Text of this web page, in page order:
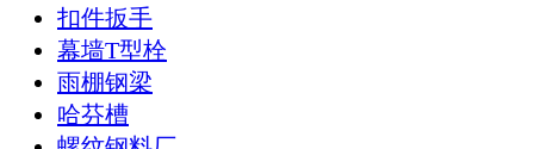
扣件扳手
幕墙T型栓
雨棚钢梁
哈芬槽